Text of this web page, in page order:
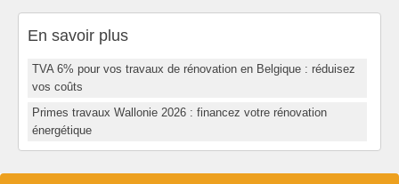
En savoir plus
TVA 6% pour vos travaux de rénovation en Belgique : réduisez
vos coûts
Primes travaux Wallonie 2026 : financez votre rénovation
énergétique